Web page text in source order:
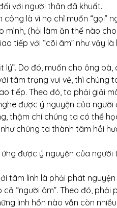
với người thân đã khuất.
là vì họ chỉ muốn “gọi”
mình, (hỏi làm ăn thế nào
tiếp với “cõi âm” như vậy là
Do đó, muốn cho ông bà,
tâm trạng vui vẻ, thì chúng
tiếp. Theo đó, ta phải giải
được ý nguyện của người
thậm chí chúng ta có thể
chúng ta thành tâm hồi
được ý nguyện của người
tâm linh là phải phát nguyện
“người âm”. Theo đó, phải
linh hồn nào vẫn còn